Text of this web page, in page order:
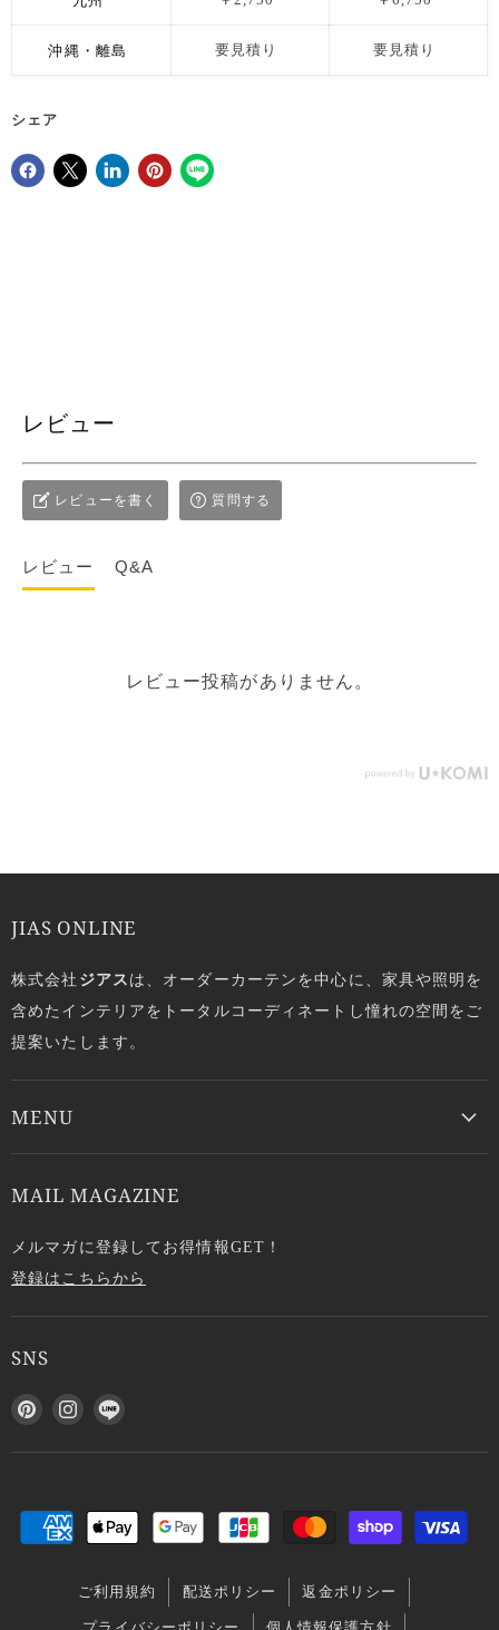
沖縄・離島 要見積り 要見積り
シェア
レビュー
レビューを書く 質問する
レビュー Q&A
レビュー投稿がありません。
JIAS ONLINE
株式会社 ジアスは、オーダーカーテンを中心に、家具や照明を
含めたインテリアをトータルコーディネートし憧れの空間をご
提案いたします。
MENU
MAIL MAGAZINE
メルマガに登録してお得情報GET！
登録はこちらから
SNS
P
n
r
I
s
m
で
L
N
見
て
く
ご利用規約 配送ポリシー 返金ポリシー